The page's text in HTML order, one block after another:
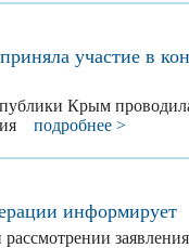
участие в
Крым
подробнее >
информирует